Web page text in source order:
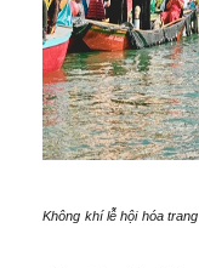
Không khí lễ hội hóa